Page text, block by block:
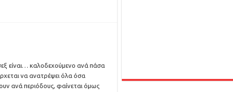
είναι… καλοδεχούμενο ανά πάσα
να ανατρέψει όλα όσα
ανά περιόδους, φαίνεται όμως